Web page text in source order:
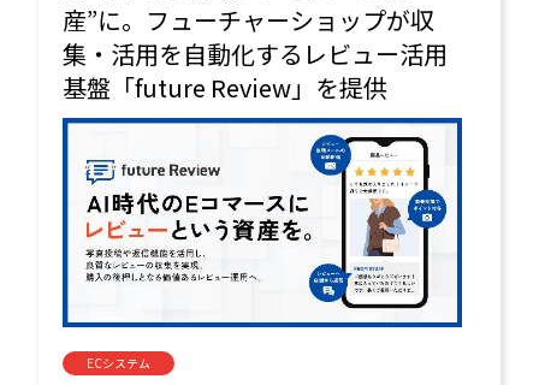
産”に。フューチャーショップが収
集・活用を自動化するレビュー活用
基盤「future Review」を提供
ECシステム